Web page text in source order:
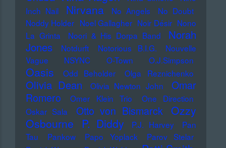
Inch Nail
Nirvana No Angels
No Doubt
Noddy Holder Noel Gallagher Noir Désir Nono
La Grinta
Noori & His Dorpa Band
Norah
Jones
Notdurft Notorious B.I.G.
Nouvelle
Vague
NSYNC O-Town O.J.Simpson
Oasis Odd Beholder Olga Reznichenko
Olivia Dean Olivia Newton John
Omar
Romero
Omer Klein Trio
One Direction
Oskar Sala
Otto von Bismarck Ozzy
Osbourne
P. Diddy P.J. Harvey
Pan
Tau
Pankow Papo Yoplack
Parov Stelar